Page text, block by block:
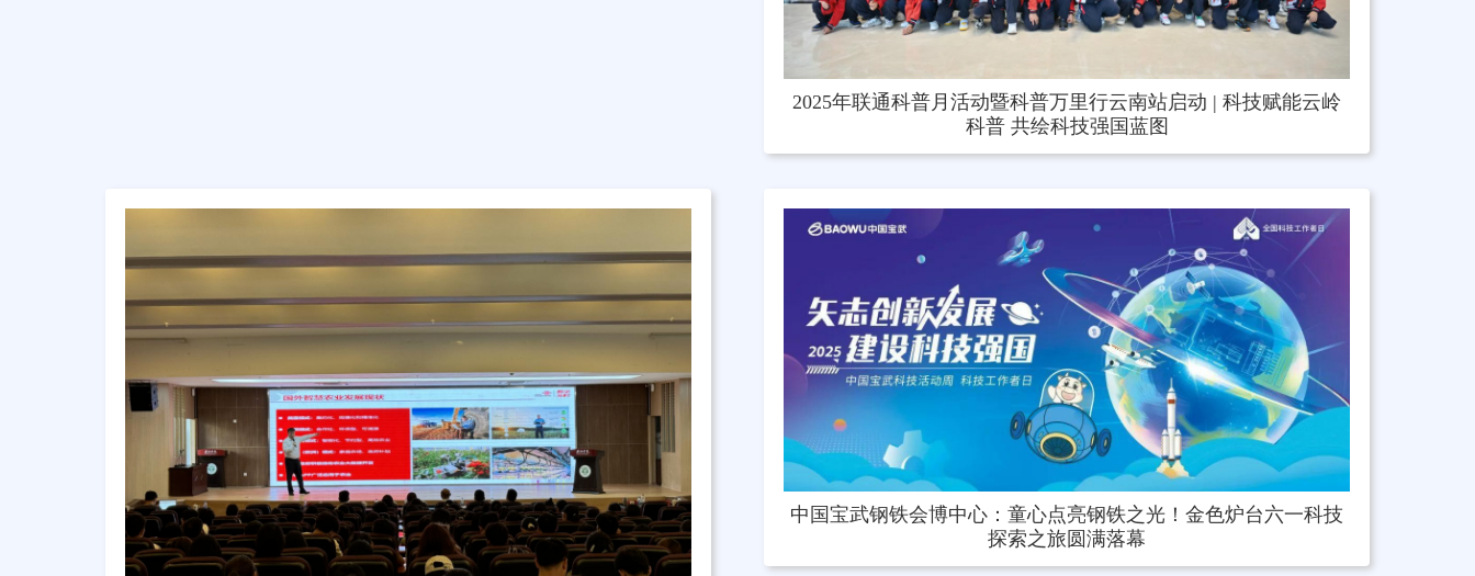
2025年联通科普月活动暨科普万里行云南站启动 | 科技赋能云岭
科普 共绘科技强国蓝图
中国宝武钢铁会博中心：童心点亮钢铁之光！金色炉台六一科技
探索之旅圆满落幕